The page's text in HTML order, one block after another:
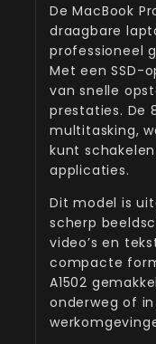
De MacBook
draagbare
professioneel
Met een SSD-
van snelle
prestaties. De
multitasking,
kunt
applicaties.
Dit model is
scherp
video’s en
compacte
A1502
onderweg of